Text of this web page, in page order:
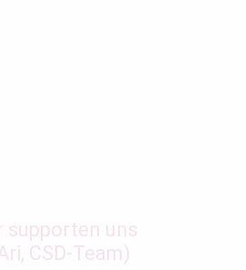
supporten uns
CSD-Team)